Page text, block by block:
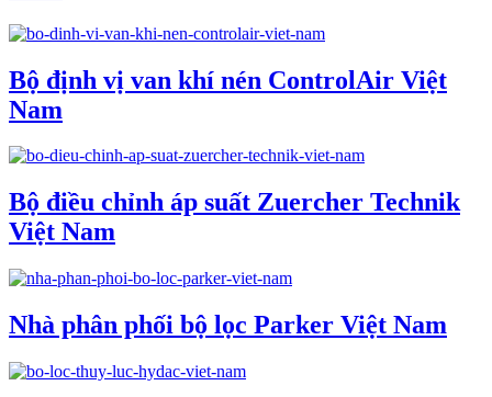
Bộ định vị van khí nén ControlAir Việt
Nam
Bộ điều chỉnh áp suất Zuercher Technik
Việt Nam
Nhà phân phối bộ lọc Parker Việt Nam